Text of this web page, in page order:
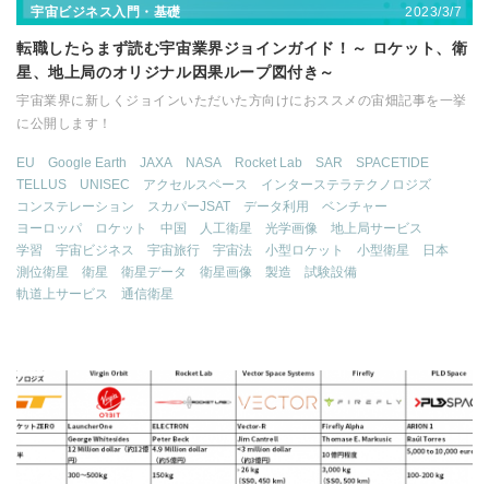
宇宙ビジネス入門・基礎 2023/3/7
転職したらまず読む宇宙業界ジョインガイド！～ ロケット、衛
星、地上局のオリジナル因果ループ図付き～
宇宙業界に新しくジョインいただいた方向けにおススメの宙畑記事を一挙
に公開します！
EU Google Earth JAXA NASA Rocket Lab SAR
SPACETIDE
TELLUS
UNISEC アクセルスペース
インターステラテクノロジズ
コンステレーション
スカパーJSAT データ利用
ベンチャー
ヨーロッパ
ロケット 中国 人工衛星 光学画像
地上局サービス
学習
宇宙ビジネス 宇宙旅行 宇宙法 小型ロケット 小型衛星
日本
測位衛星
衛星 衛星データ 衛星画像 製造
試験設備
軌道上サービス
通信衛星